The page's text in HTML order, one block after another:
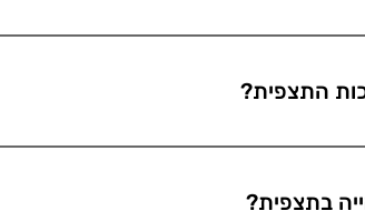
הכל לפי טעם אישי. תצפית אחת
התצפית?
הצפוי בניו יורק לפני שרוכשים
בנוף הפתוח של ניו יורק ולכן מומלץ
בתצפית?